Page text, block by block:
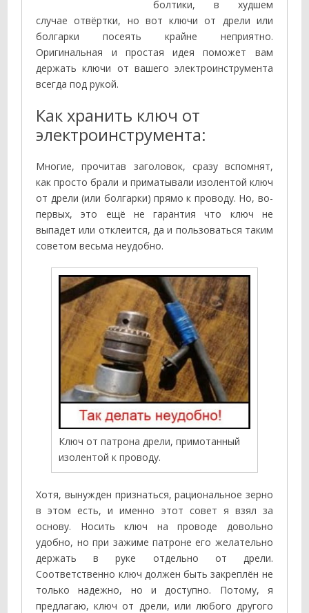
болтики, в худшем
случае отвёртки, но вот ключи от дрели или
болгарки посеять крайне неприятно.
Оригинальная и простая идея поможет вам
держать ключи от вашего электроинструмента
всегда под рукой.
Как хранить ключ от
электроинструмента:
Многие, прочитав заголовок, сразу вспомнят,
как просто брали и приматывали изолентой ключ
от дрели (или болгарки) прямо к проводу. Но, во-
первых, это ещё не гарантия что ключ не
выпадет или отклеится, да и пользоваться таким
советом весьма неудобно.
Ключ от патрона дрели, примотанный
изолентой к проводу.
Хотя, вынужден признаться, рациональное зерно
в этом есть, и именно этот совет я взял за
основу. Носить ключ на проводе довольно
удобно, но при зажиме патроне его желательно
держать в руке отдельно от дрели.
Соответственно ключ должен быть закреплён не
только надежно, но и доступно. Потому, я
предлагаю, ключ от дрели, или любого другого